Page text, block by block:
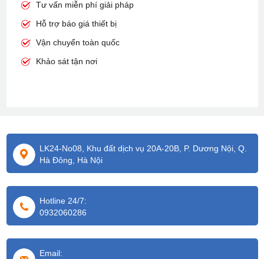
Tư vấn miễn phí giải pháp
Hỗ trợ báo giá thiết bị
Vận chuyển toàn quốc
Khảo sát tận nơi
LK24-No08, Khu đất dịch vụ 20A-20B, P. Dương Nội, Q.
Hà Đông, Hà Nội
Hotline 24/7:
0932060286
Email: